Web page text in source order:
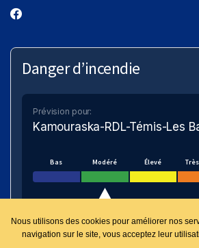
Danger d’incendie
Prévision pour:
Kamouraska-RDL-Témis-Les
Bas Modéré Élevé
VOIR SUR LA CARTE
Nous utilisons des cookies pour améliorer nos
navigation sur le site, vous acceptez leur